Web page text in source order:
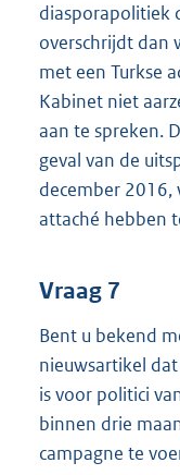
diasporapolitiek
overschrijdt dan
met een Turkse
Kabinet niet
aan te spreken.
geval van de
december 2016,
attaché hebben
Vraag 7
Bent u bekend
nieuwsartikel
is voor politici
binnen drie
campagne te